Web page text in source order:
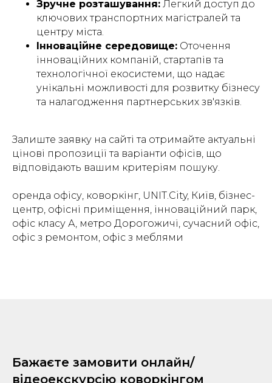
Зручне розташування: Легкий доступ до
ключових транспортних магістралей та
центру міста.
Інноваційне середовище: Оточення
інноваційних компаній, стартапів та
технологічної екосистеми, що надає
унікальні можливості для розвитку бізнесу
та налагодження партнерських зв'язків.
Залиште заявку на сайті та отримайте актуальні
цінові пропозиції та варіанти офісів, що
відповідають вашим критеріям пошуку.
оренда офісу, коворкінг, UNIT.City, Київ, бізнес-
центр, офісні приміщення, інноваційний парк,
офіс класу А, метро Дорогожичі, сучасний офіс,
офіс з ремонтом, офіс з меблями
Бажаєте замовити онлайн/
відеоекскурсію коворкінгом